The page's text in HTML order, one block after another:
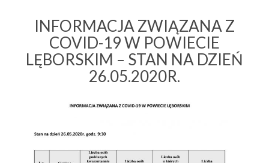
INFORMACJA ZWIĄZANA Z
COVID-19 W POWIECIE
LĘBORSKIM – STAN NA DZIEŃ
26.05.2020R.